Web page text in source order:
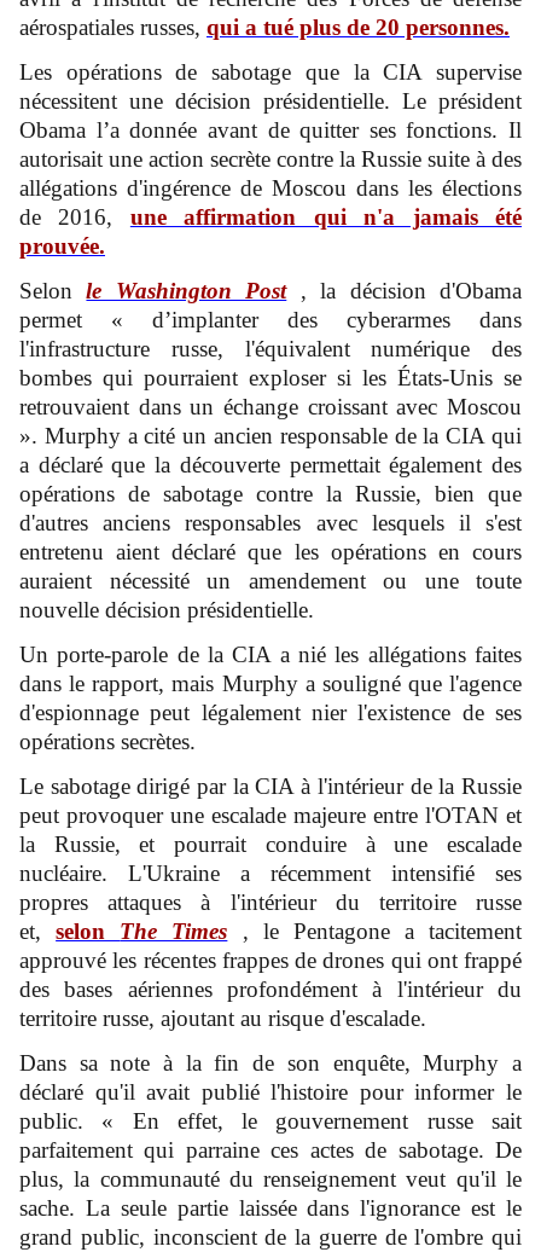
aérospatiales russes, qui a tué plus de 20 personnes.
Les opérations de sabotage que la CIA supervise
nécessitent une décision présidentielle. Le président
Obama l’a donnée avant de quitter ses fonctions. Il
autorisait une action secrète contre la Russie suite à des
allégations d'ingérence de Moscou dans les élections
de 2016, une affirmation qui n'a jamais été
prouvée.
Selonle Washington Post
, la décision d'Obama
permet « d’implanter des cyberarmes dans
l'infrastructure russe, l'équivalent numérique des
bombes qui pourraient exploser si les États-Unis se
retrouvaient dans un échange croissant avec Moscou
». Murphy a cité un ancien responsable de la CIA qui
a déclaré que la découverte permettait également des
opérations de sabotage contre la Russie, bien que
d'autres anciens responsables avec lesquels il s'est
entretenu aient déclaré que les opérations en cours
auraient nécessité un amendement ou une toute
nouvelle décision présidentielle.
Un porte-parole de la CIA a nié les allégations faites
dans le rapport, mais Murphy a souligné que l'agence
d'espionnage peut légalement nier l'existence de ses
opérations secrètes.
Le sabotage dirigé par la CIA à l'intérieur de la Russie
peut provoquer une escalade majeure entre l'OTAN et
la Russie, et pourrait conduire à une escalade
nucléaire. L'Ukraine a récemment intensifié ses
propres attaques à l'intérieur du territoire russe
et,selon The Times
, le Pentagone a tacitement
approuvé les récentes frappes de drones qui ont frappé
des bases aériennes profondément à l'intérieur du
territoire russe, ajoutant au risque d'escalade.
Dans sa note à la fin de son enquête, Murphy a
déclaré qu'il avait publié l'histoire pour informer le
public. « En effet, le gouvernement russe sait
parfaitement qui parraine ces actes de sabotage. De
plus, la communauté du renseignement veut qu'il le
sache. La seule partie laissée dans l'ignorance est le
grand public, inconscient de la guerre de l'ombre qui